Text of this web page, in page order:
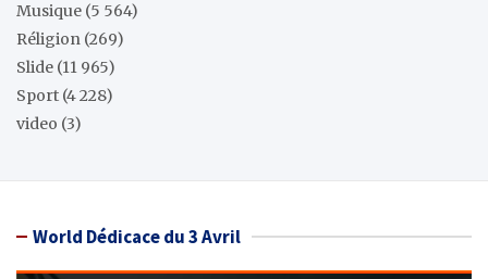
Musique (5 564)
Réligion (269)
Slide (11 965)
Sport (4 228)
video (3)
World Dédicace du 3 Avril